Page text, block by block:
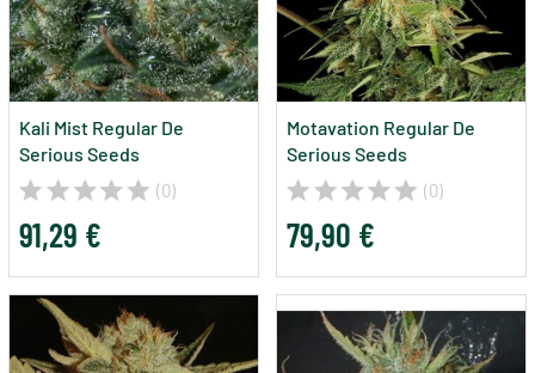
Kali Mist Regular De
Serious Seeds
(0)
91,29 €
Motavation Regular De
Serious Seeds
(0)
79,90 €